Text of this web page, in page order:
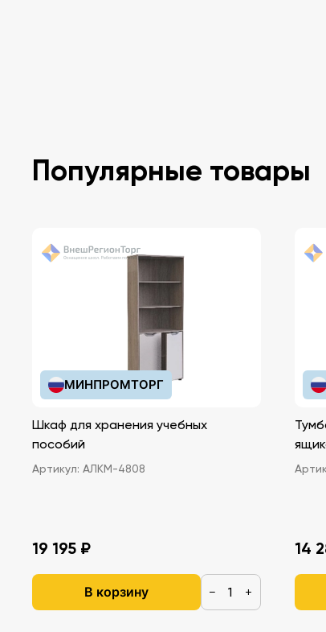
Популярные товары
МИНПРОМТОРГ
Шкаф для хранения учебных
пособий
Артикул: АЛКМ-4808
19 195 ₽
В корзину − +
14